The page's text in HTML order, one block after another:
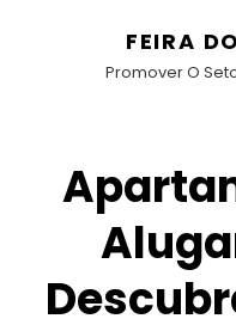
FEIRA
Promover O